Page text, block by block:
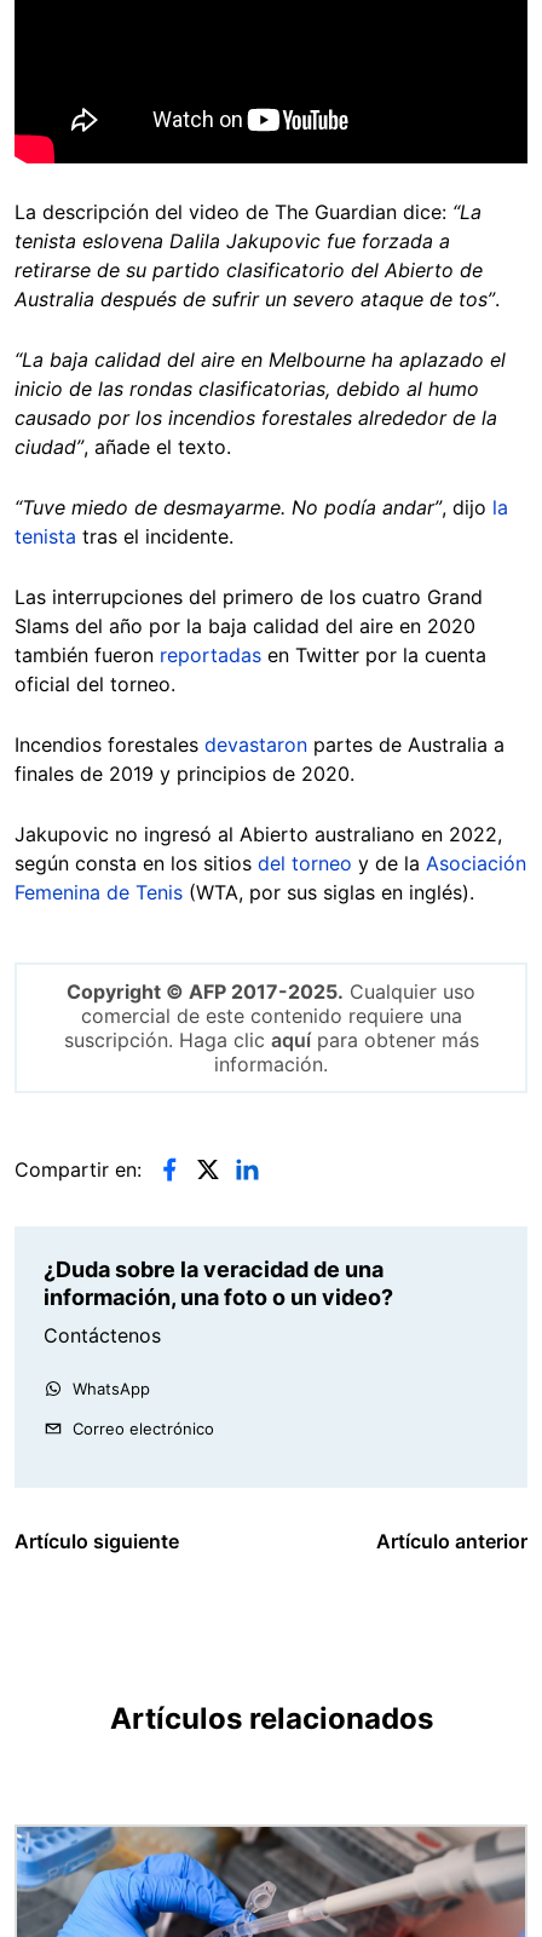
La descripción del video de The Guardian dice: “La
tenista eslovena Dalila Jakupovic fue forzada a
retirarse de su partido clasificatorio del Abierto de
Australia después de sufrir un severo ataque de tos”.
“La baja calidad del aire en Melbourne ha aplazado el
inicio de las rondas clasificatorias, debido al humo
causado por los incendios forestales alrededor de la
ciudad”, añade el texto.
“Tuve miedo de desmayarme. No podía andar”, dijo la
tenista tras el incidente.
Las interrupciones del primero de los cuatro Grand
Slams del año por la baja calidad del aire en 2020
también fueron reportadas en Twitter por la cuenta
oficial del torneo.
Incendios forestales devastaron partes de Australia a
finales de 2019 y principios de 2020.
Jakupovic no ingresó al Abierto australiano en 2022,
según consta en los sitios del torneo y de la Asociación
Femenina de Tenis (WTA, por sus siglas en inglés).
Copyright © AFP 2017-2025. Cualquier uso
comercial de este contenido requiere una
suscripción. Haga clic aquípara obtener más
información.
Compartir en:
¿Duda sobre la veracidad de una
información, una foto o un video?
Contáctenos
WhatsApp
Correo electrónico
Artículo siguiente Artículo anterior
Artículos relacionados
Imagen